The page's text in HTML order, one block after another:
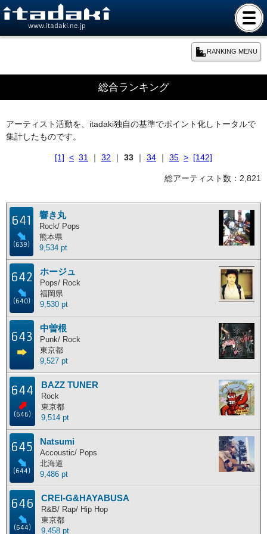
www.itadaki.ne.jp
RANKING MENU
本日のランキング
年間ランキング
主な活動地別に分けたランキングです。
北海道 中部地方
近畿地方 九州地方
海外
総合ランキング
アーティスト活動を、itadaki独自の基準でポイント化しトータルで
集計したものです。
[1] < 31 ｜ 32 ｜ 33 ｜ 34 ｜ 35 > [142]
総アーティスト数：2,821
641
(639)
響き丸
Rock/ Pops
熊本県
9,534 pt
642
(640)
ホージュ
Pops/ Rock
福岡県
9,530 pt
643
中曽根
Punk/ Rock
東京都
9,527 pt
644
(646)
BAZZ TUNER
Rock
東京都
9,514 pt
645
(644)
Natsumi
Accoustic/ Pops
北海道
9,486 pt
646
(644)
CREI-G&HAYABUSA
R&B/ Rap/ Hip Hop
東京都
9,458 pt